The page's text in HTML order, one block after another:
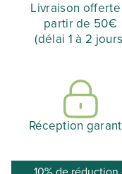
Livraison offerte
partir de 50€
(délai 1 à 2
Réception